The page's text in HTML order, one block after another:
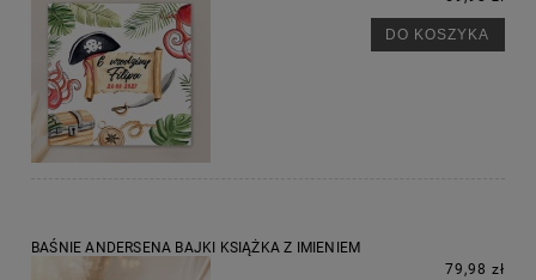
DO KOSZYKA
BAŚNIE ANDERSENA BAJKI KSIĄŻKA Z IMIENIEM
79,98 zł